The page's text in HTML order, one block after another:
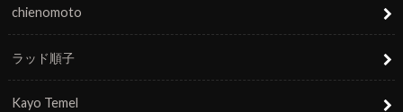
chienomoto
ラッド順子
Kayo Temel